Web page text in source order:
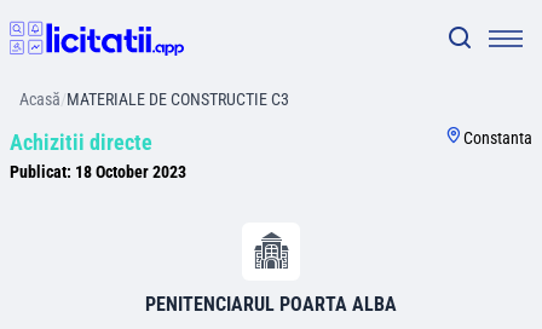
Acasă/MATERIALE DE CONSTRUCTIE C3
Achizitii directe
Publicat: 18 October 2023
Constanta
PENITENCIARUL POARTA ALBA